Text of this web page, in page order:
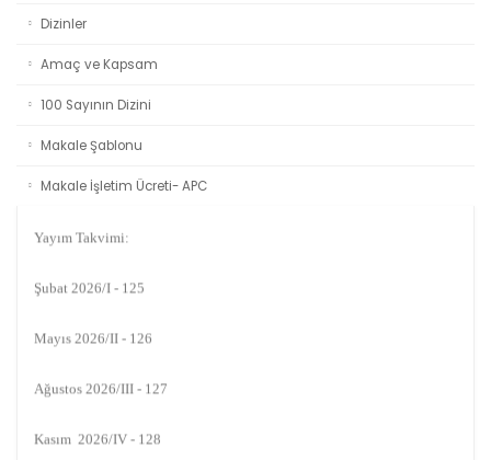
Dizinler
Amaç ve Kapsam
100 Sayının Dizini
Makale Şablonu
Makale İşletim Ücreti- APC
Yayım Takvimi:
Şubat 2026/I - 125
Mayıs 2026/II - 126
Ağustos 2026/III - 127
Kasım 2026/IV - 128